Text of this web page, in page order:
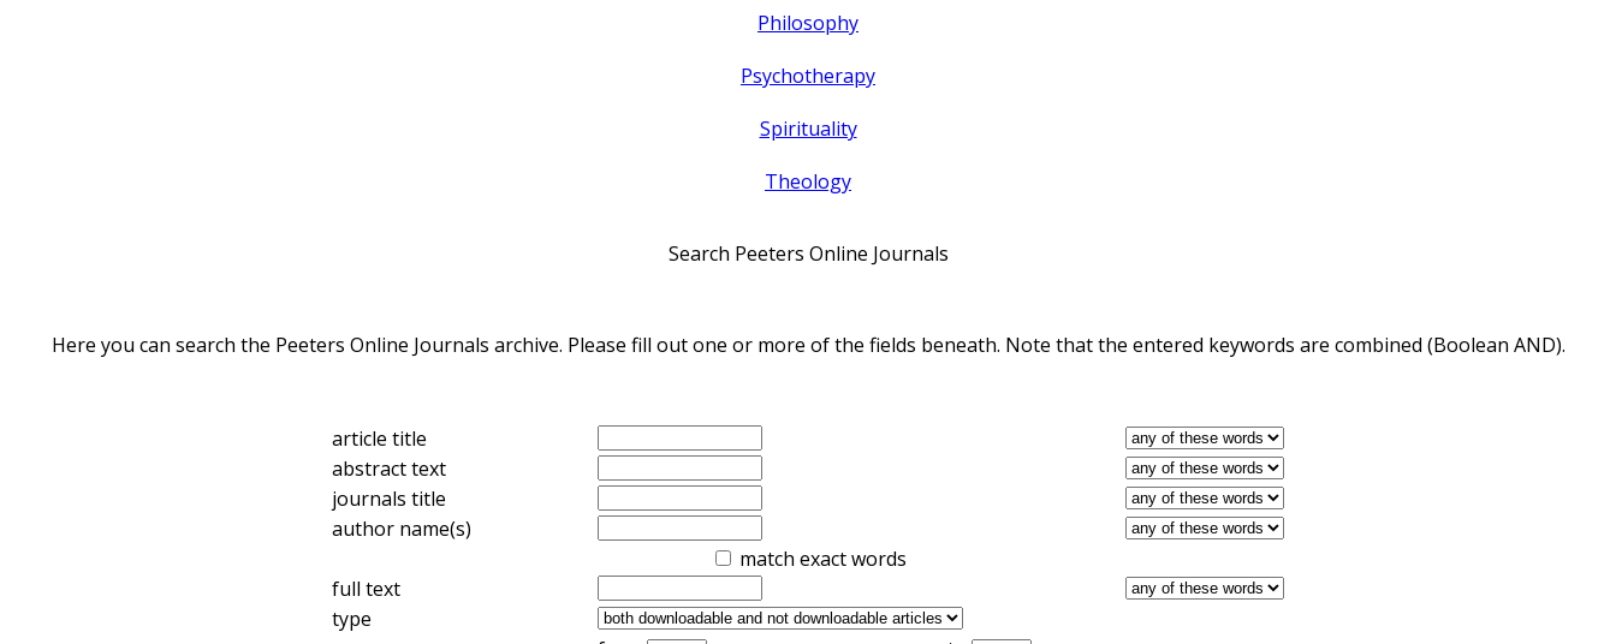
Philosophy
Psychotherapy
Spirituality
Theology
Search Peeters Online Journals
Here you can search the Peeters Online Journals archive. Please fill out one or more of the fields beneath. Note that the entered keywords are combined (Boolean AND).
article title
abstract text
journals title
author name(s)
match exact words
full text
type